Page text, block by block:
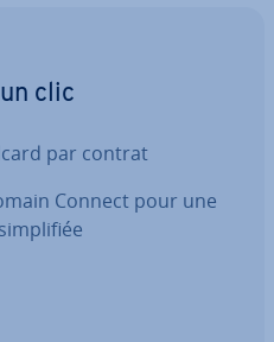
clic
par contrat
Connect pour une